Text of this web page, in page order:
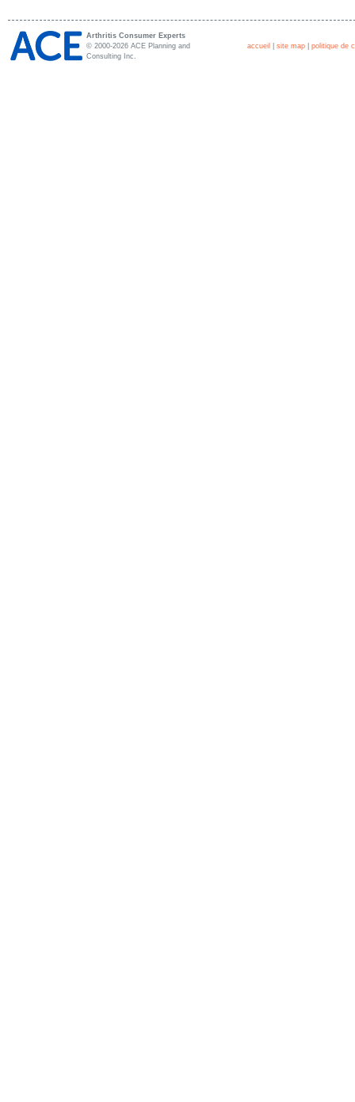
Arthritis Consumer Experts
© 2000-2026 ACE Planning and
Consulting Inc.
accueil site map politique de